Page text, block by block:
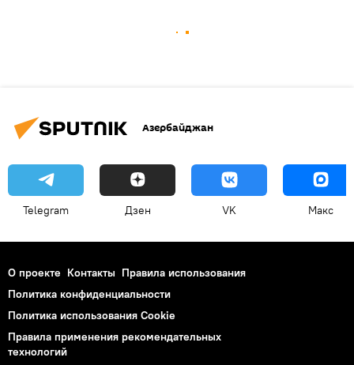
Азербайджан
Telegram Дзен VK Макс
О проекте Контакты Правила использования
Политика конфиденциальности
Политика использования Cookie
Правила применения рекомендательных
технологий